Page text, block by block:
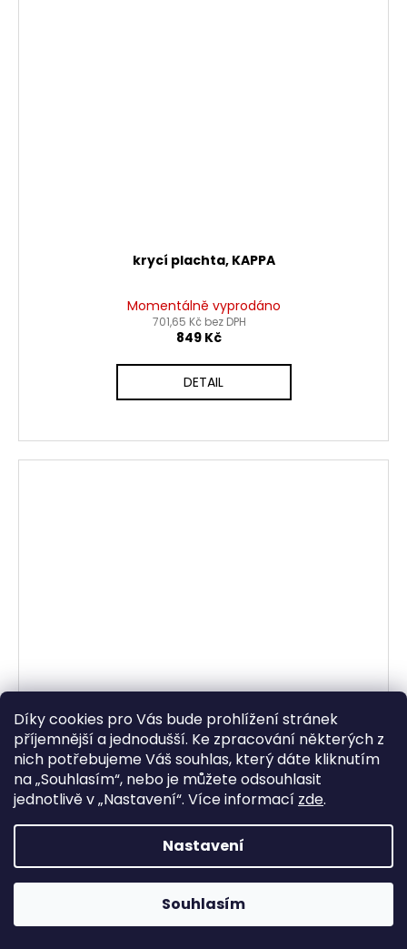
Díky cookies pro Vás bude prohlížení stránek
příjemnější a jednodušší. Ke zpracování některých z
nich potřebujeme Váš souhlas, který dáte kliknutím
na „Souhlasím“, nebo je můžete odsouhlasit
jednotlivě v „Nastavení“. Více informací zde.
Nastavení
Souhlasím
krycí plachta, KAPPA
Momentálně vyprodáno
701,65 Kč bez DPH
849 Kč
DETAIL
plachta ATV (camo)
Momentálně vyprodáno
928,93 Kč bez DPH
1 124 Kč